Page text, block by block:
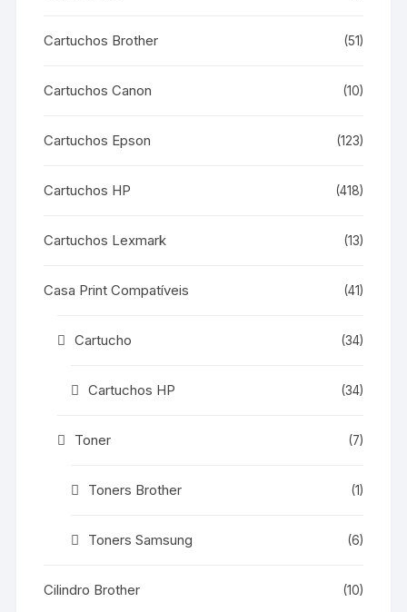
Cartuchos Brother (51)
Cartuchos Canon (10)
Cartuchos Epson (123)
Cartuchos HP (418)
Cartuchos Lexmark (13)
Casa Print Compatíveis (41)
Cartucho (34)
Cartuchos HP (34)
Toner (7)
Toners Brother (1)
Toners Samsung (6)
Cilindro Brother (10)